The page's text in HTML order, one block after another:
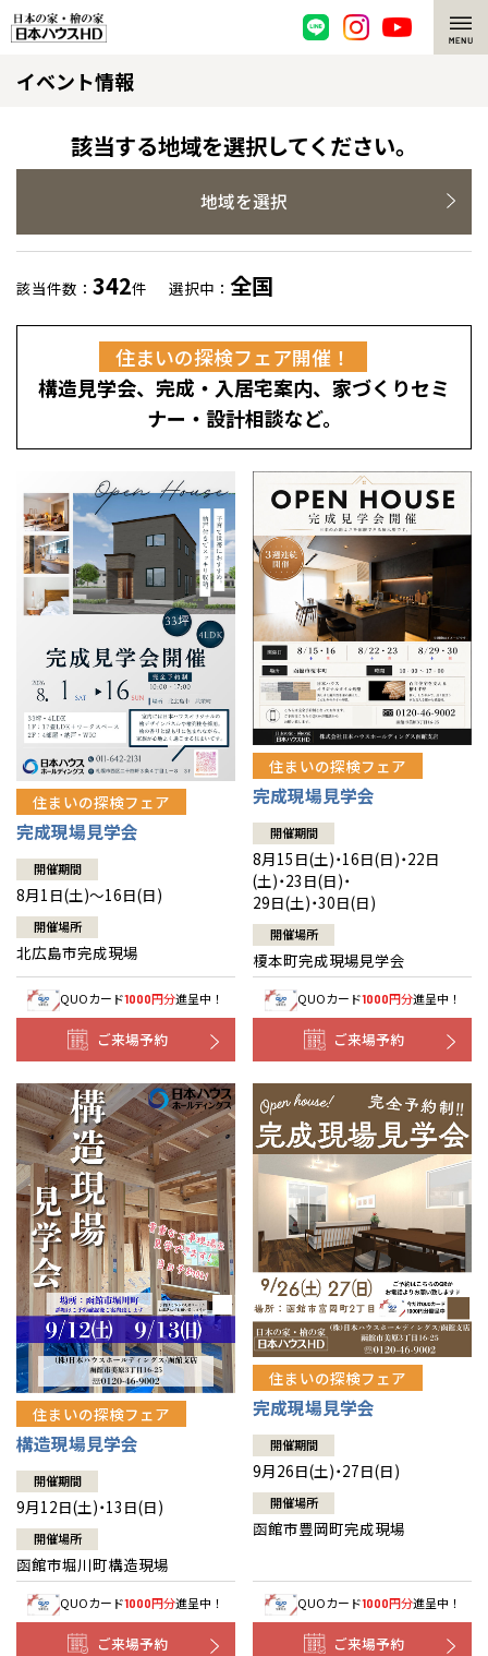
脱炭素・檜の家
環境にやさしい、脱炭素社会の住宅
耐震構造
高耐久住宅
高断熱・高気密の家
エネルギー自給自足
感謝訪問・長期保証
直営工事
1メーターモジュール
冷暖房標準装備
24時間対応コールセンター
デザイン賞各種受賞
セントラルヒーティング
選ばれる理由
檜の魅力 トップ
檜と日本人
1000年を超えて生きる檜
知られざる檜の効果・作用
理想の木材「檜」
注文住宅
グレートステージ
平屋の家
外観・インテリア集
暮らし方提案
住まいのコラム
住まいのお手入れ集
リフォーム トップ
選ばれる理由
リフォームの流れ
介護保険利用で快適リフォーム
賃貸併用住宅のメリット
安心のサポートシステム
展示場案内
分譲住宅・土地
分譲マンション
分譲マンション トップ
ワザックとは
高い信頼性
安心の管理体制
ギャラリー
会社情報
会社情報 トップ
ニュースリリース
代表ごあいさつ
企業理念
会社概要
事業部紹介
木材調達指針
グループ会社紹介
CMギャラリー
採用情報
お問い合わせ
会員サイト
イベント情報
該当する地域を選択してください。
地域を選択
該当件数： 342件 選択中： 全国
住まいの探検フェア開催！
構造見学会、完成・入居宅案内、家づくりセミ
ナー・設計相談など。
住まいの探検フェア
完成現場見学会
開催期間
8月1日(土)～16日(日)
開催場所
北広島市完成現場
QUOカード1000円分進呈中！
ご来場予約
住まいの探検フェア
完成現場見学会
開催期間
8月15日(土)・16日(日)・22日
(土)・23日(日)・
29日(土)・30日(日)
開催場所
榎本町完成現場見学会
QUOカード1000円分進呈中！
ご来場予約
住まいの探検フェア
構造現場見学会
開催期間
9月12日(土)・13日(日)
開催場所
函館市堀川町構造現場
QUOカード1000円分進呈中！
ご来場予約
住まいの探検フェア
完成現場見学会
開催期間
9月26日(土)・27日(日)
開催場所
函館市豊岡町完成現場
QUOカード1000円分進呈中！
ご来場予約